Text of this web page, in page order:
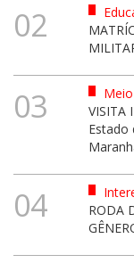
02
03
VISITA
Estado
04
RODA